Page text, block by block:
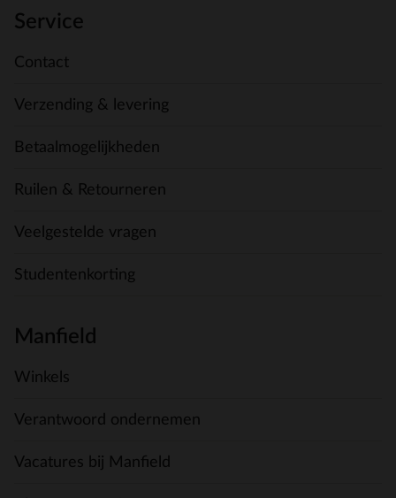
Service
Contact
Verzending & levering
Betaalmogelijkheden
Ruilen & Retourneren
Veelgestelde vragen
Studentenkorting
Manfield
Winkels
Verantwoord ondernemen
Vacatures bij Manfield